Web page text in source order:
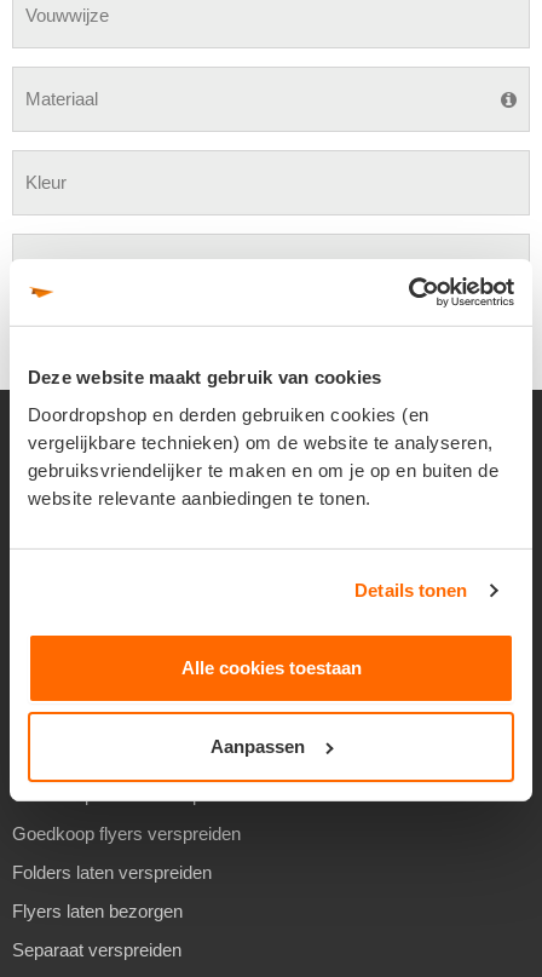
Deze website maakt gebruik van cookies
Doordropshop en derden gebruiken cookies (en
vergelijkbare technieken) om de website te analyseren,
gebruiksvriendelijker te maken en om je op en buiten de
website relevante aanbiedingen te tonen.
Details tonen
Alle cookies toestaan
Aanpassen
Vouwwijze
Materiaal
Kleur
Ontwerp
VERSPREIDEN
Reclame verspreiden
Huis aan huis verspreiden
Geadresseerd verspreiden
Goedkoop folders verspreiden
Goedkoop flyers verspreiden
Folders laten verspreiden
Flyers laten bezorgen
Separaat verspreiden